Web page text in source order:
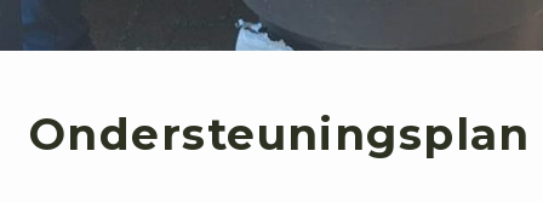
Ondersteuningsplan